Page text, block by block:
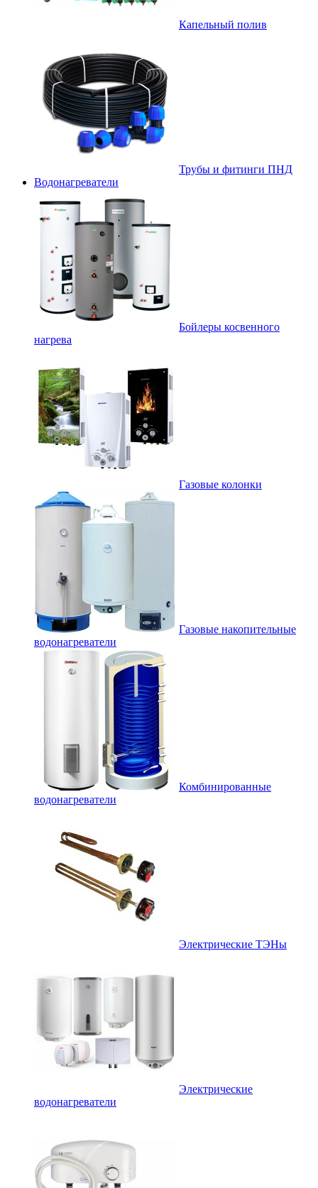
Капельный полив
Трубы и фитинги ПНД
Водонагреватели
Бойлеры косвенного
нагрева
Газовые колонки
Газовые накопительные
водонагреватели
Комбинированные
водонагреватели
Электрические ТЭНы
Электрические
водонагреватели